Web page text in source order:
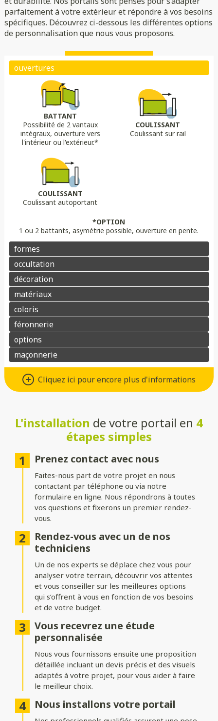
parfaitement à votre extérieur et répondre à vos besoins
spécifiques. Découvrez ci-dessous les différentes options
de personnalisation que nous vous proposons.
BATTANT
Possibilité de 2 vantaux
intégraux, ouverture vers
l'intérieur ou l'extérieur.*
COULISSANT
Coulissant sur rail
COULISSANT
Coulissant autoportant
*OPTION
1 ou 2 battants, asymétrie possible, ouverture en pente.
Biais bas Bombé inversé
Chapeau de gendarmeChapeau de gendarme inversé
Portail pleinPortail semi ajouré Portail ajouré
LAME
Lame 30 cm modulable
OPTION
lame ajourée
OPTION
Lame déco sur mesure
DÉCORS OPTIONS
AluminiumComposite
Pointes
Motorisation
Aluminium
Cliquez ici pour encore plus d'informations
Différents types d’ouvertures
Choisissez le système d’ouverture qui convient au mieux à votre
Battant: idéal pour les larges entrées, avec une ouverture
classique à deux vantaux.
optimise le dégagement latéral.
Coulissant autoportant: sans rail au sol, il assure un
fonctionnement fluide et une esthétique épurée.
Formes du portail
Ajoutez du style à votre entrée avec différentes formes de
portails :
dynamique.
Bombé ou bombé inversé: des courbes élégantes pour un
effet plus traditionnel.
Chapeau de gendarme ou chapeau de gendarme inversé
: une touche classique et raffinée.
Occultation
Adaptez le niveau d’intimité et d’aération de votre portail :
Portail plein: : pour une intimité maximale et une protection
Portail semi-ajouré
L'installation de votre portail en 4
étapes simples
Prenez contact avec nous
Faites-nous part de votre projet en nous
contactant par téléphone ou via notre
formulaire en ligne. Nous répondrons à toutes
vos questions et fixerons un premier rendez-
vous.
Rendez-vous avec un de nos
techniciens
Un de nos experts se déplace chez vous pour
analyser votre terrain, découvrir vos attentes
et vous conseiller sur les meilleures options
qui s’offrent à vous en fonction de vos besoins
et de votre budget.
Vous recevrez une étude
personnalisée
Nous vous fournissons ensuite une proposition
détaillée incluant un devis précis et des visuels
adaptés à votre projet, pour vous aider à faire
le meilleur choix.
Nous installons votre portail